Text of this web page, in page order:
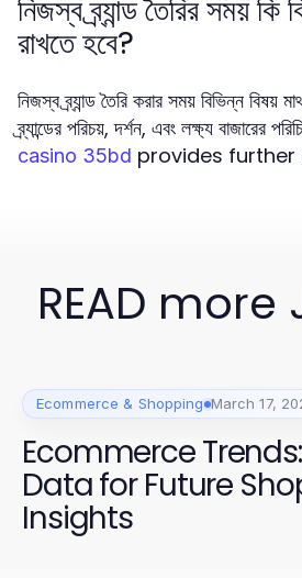
নিজস্ব ব্র্যান্ড তৈরির সময় কি
রাখতে হবে?
নিজস্ব ব্র্যান্ড তৈরি করার সময় বিভিন্ন বিষয়
ব্র্যান্ডের পরিচয়, দর্শন, এবং লক্ষ্য
casino 35bd provides further
READ
Ecommerce & Shopping March 17,
Ecommerce
Data for Future
Insights